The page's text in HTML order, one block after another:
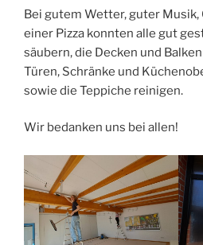
Bei gutem Wetter, guter Musik,
einer Pizza konnten alle gut
säubern, die Decken und
Türen, Schränke und
sowie die Teppiche reinigen.
Wir bedanken uns bei allen!